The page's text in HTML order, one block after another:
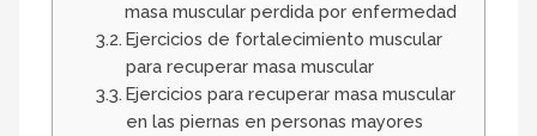
masa muscular perdida por enfermedad
Ejercicios de fortalecimiento muscular
para recuperar masa muscular
Ejercicios para recuperar masa muscular
en las piernas en personas mayores